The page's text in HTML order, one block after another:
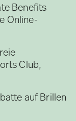
Benefits
Online-
Club,
auf Brillen